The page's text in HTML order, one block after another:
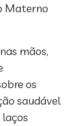
Materno
mãos,
os
saudável